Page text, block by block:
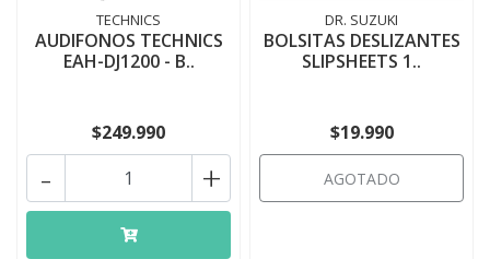
TECHNICS
AUDIFONOS TECHNICS
EAH-DJ1200 - B..
$249.990
+
-
DR. SUZUKI
BOLSITAS DESLIZANTES
SLIPSHEETS 1..
$19.990
AGOTADO